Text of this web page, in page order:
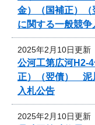
金）（国補正）
に関する一般競争
2025年2月10日更新
公河工第広河H2-
正）（翌債） 泥
入札公告
2025年2月10日更新